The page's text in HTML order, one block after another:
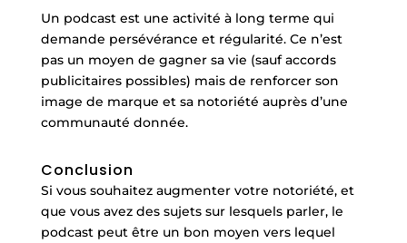
Un podcast est une activité à long terme qui
demande persévérance et régularité. Ce n’est
pas un moyen de gagner sa vie (sauf accords
publicitaires possibles) mais de renforcer son
image de marque et sa notoriété auprès d’une
communauté donnée.
Conclusion
Si vous souhaitez augmenter votre notoriété, et
que vous avez des sujets sur lesquels parler, le
podcast peut être un bon moyen vers lequel